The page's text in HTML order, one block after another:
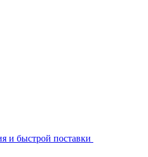
и быстрой поставки